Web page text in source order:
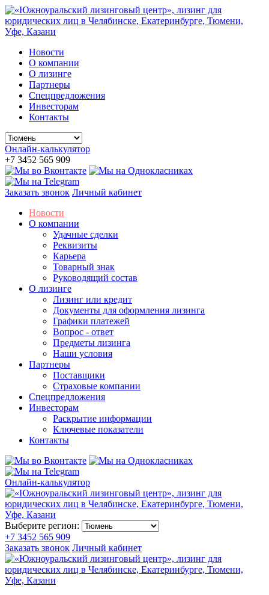
Новости
О компании
О лизинге
Партнеры
Спецпредложения
Инвесторам
Контакты
Онлайн-калькулятор
+7 3452 565 909
Заказать звонок Личный кабинет
Новости
О компании
Удачные сделки
Реквизиты
Карьера
Товарный знак
Руководящий состав
О лизинге
Лизинг или кредит
Документы для оформления лизинга
Графики платежей
Вопрос - ответ
Предметы лизинга
Наши условия
Партнеры
Поставщики
Страховые компании
Спецпредложения
Инвесторам
Раскрытие информации
Ключевые показатели
Контакты
Онлайн-калькулятор
Выберите регион:
+7 3452 565 909
Заказать звонок Личный кабинет